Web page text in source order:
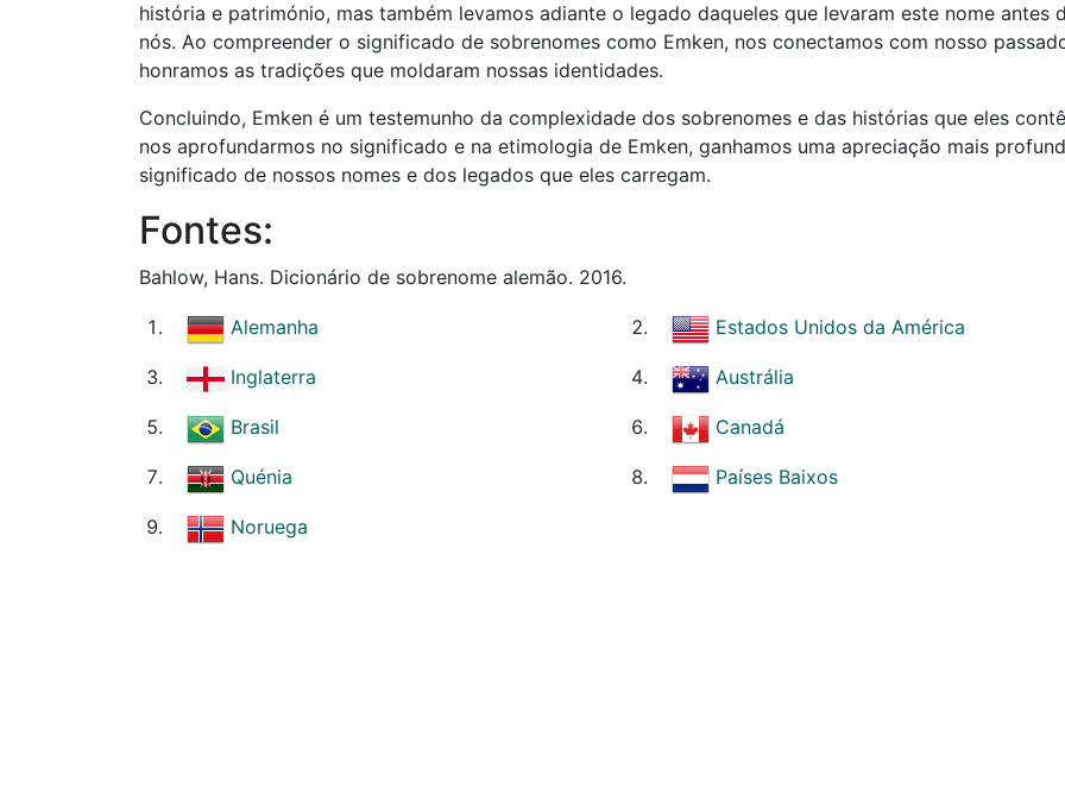
história e património, mas também levamos adiante o legado daqueles que levaram este nome antes
nós. Ao compreender o significado de sobrenomes como Emken, nos conectamos com nosso
honramos as tradições que moldaram nossas identidades.
Concluindo, Emken é um testemunho da complexidade dos sobrenomes e das histórias que eles
nos aprofundarmos no significado e na etimologia de Emken, ganhamos uma apreciação mais
significado de nossos nomes e dos legados que eles carregam.
Fontes:
Bahlow, Hans. Dicionário de sobrenome alemão. 2016.
Alemanha Estados Unidos da América
Inglaterra Austrália
Brasil Canadá
Quénia Países Baixos
Noruega